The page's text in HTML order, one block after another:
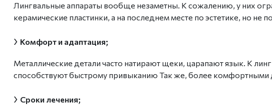
Лингвальные аппараты вообще незаметны. К сожалению, у них
керамические пластинки, а на последнем месте по эстетике, но не по
› Комфорт и адаптация;
Металлические детали часто натирают щеки, царапают язык. К
способствуют быстрому привыканию Так же, более
› Сроки лечения;